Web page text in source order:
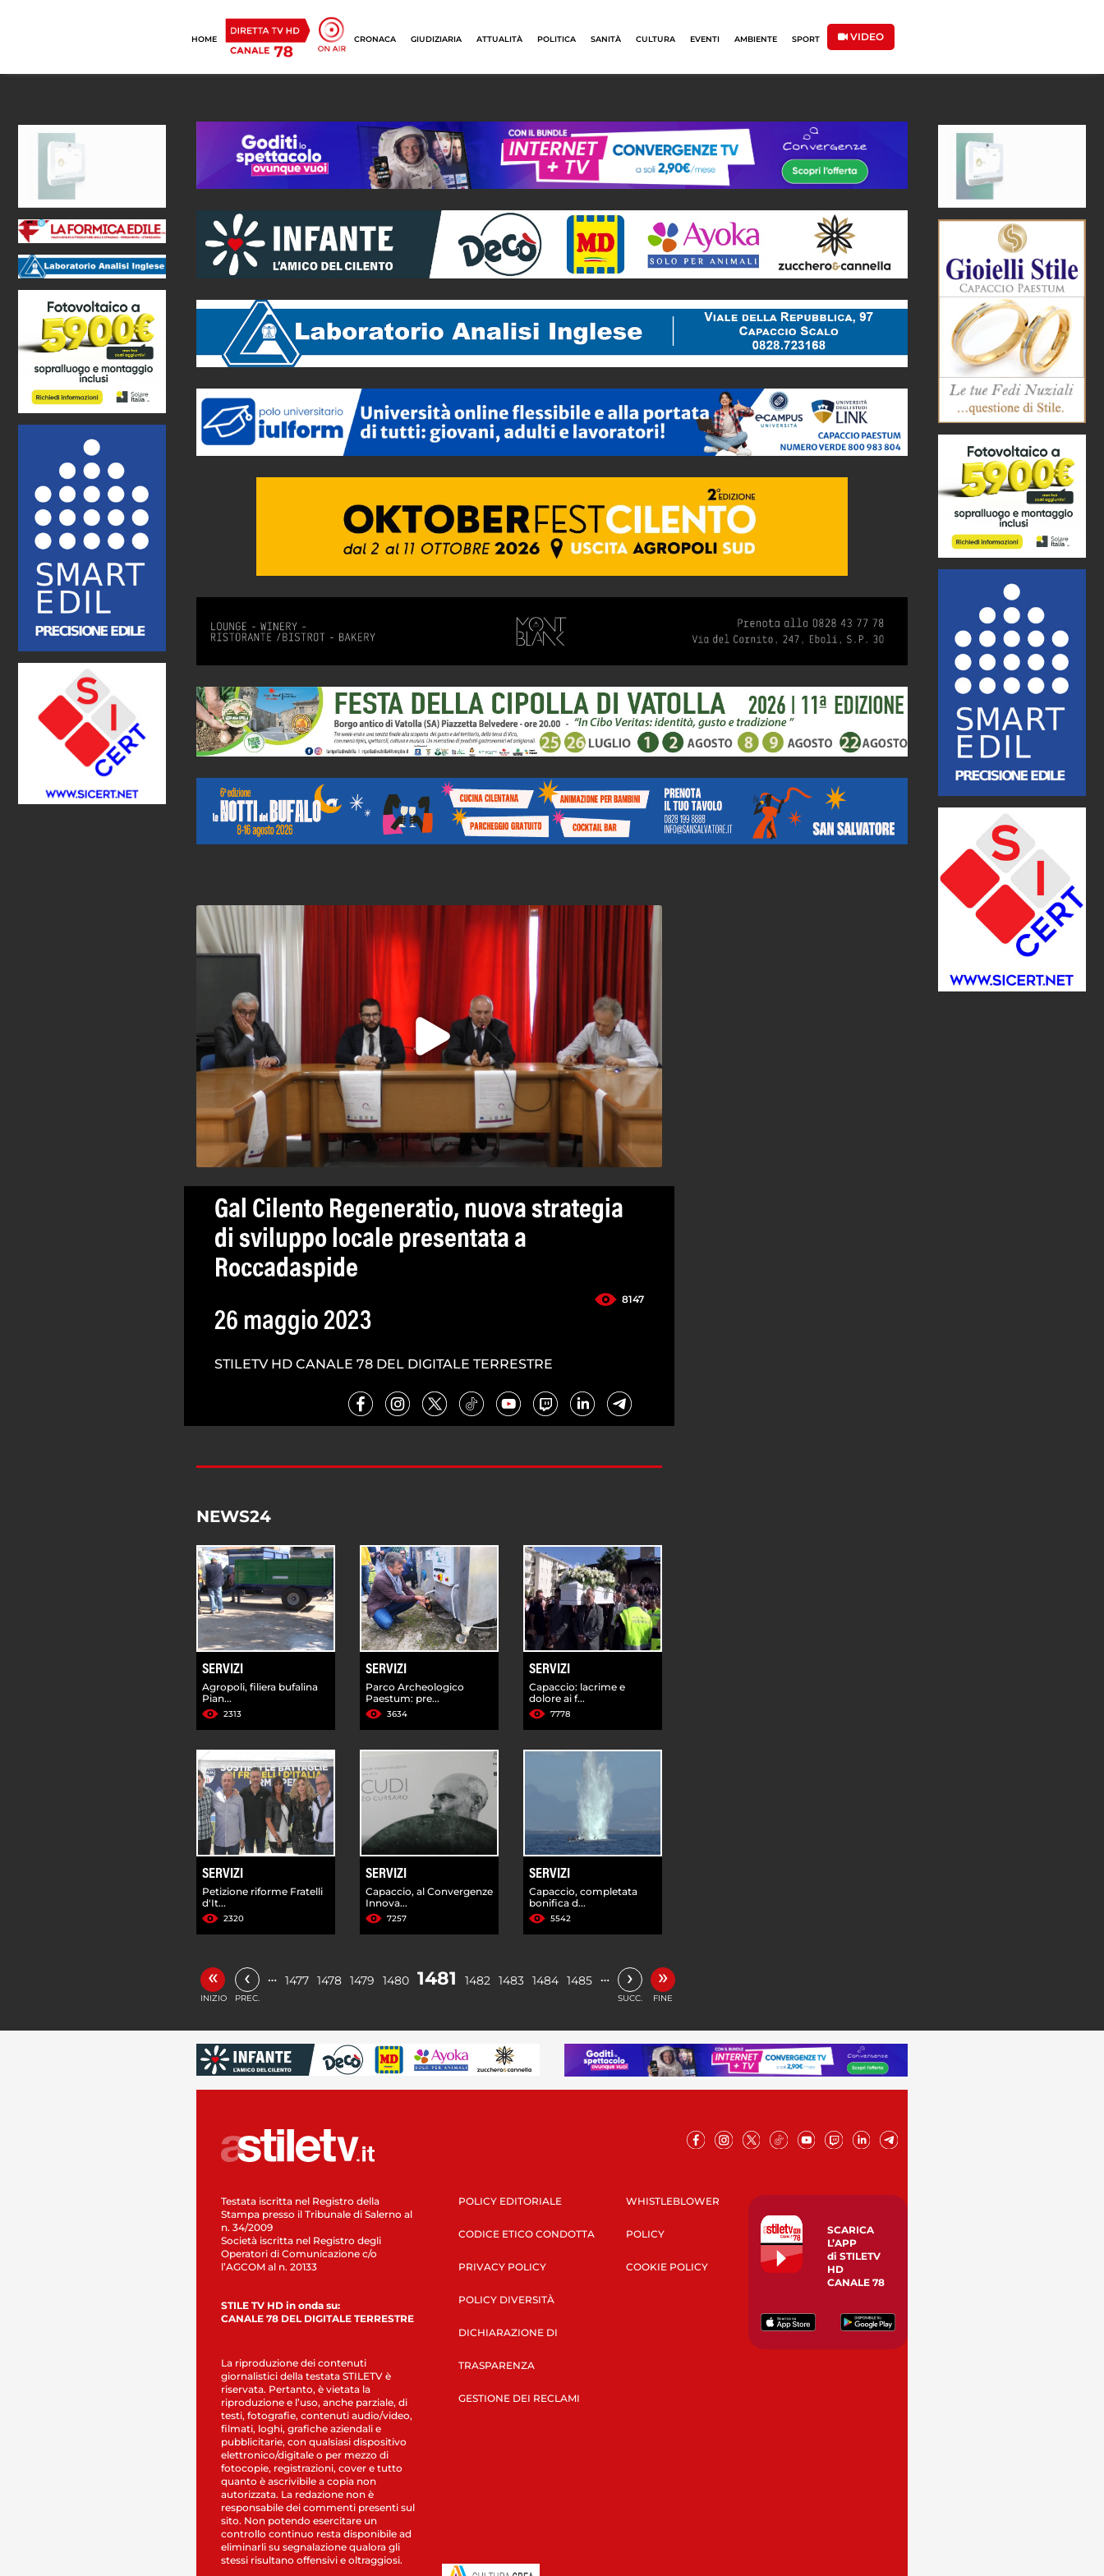
HOME CRONACA GIUDIZIARIA ATTUALITÀ POLITICA SANITÀ CULTURA EVENTI AMBIENTE SPORT VIDEO
Gal Cilento Regeneratio, nuova strategia
di sviluppo locale presentata a
Roccadaspide
8147
26 maggio 2023
STILETV HD CANALE 78 DEL DIGITALE TERRESTRE
NEWS24
SERVIZI
Agropoli, filiera bufalina
Pian...
2313
SERVIZI
Parco Archeologico
Paestum: pre...
3634
SERVIZI
Capaccio: lacrime e
dolore ai f...
7778
SERVIZI
Petizione riforme Fratelli
d'It...
2320
SERVIZI
Capaccio, al Convergenze
Innova...
7257
SERVIZI
Capaccio, completata
bonifica d...
5542
«
INIZIO
‹
PREC.
… 1477 1478 1479 1480 1481 1482 1483 1484 1485 … ›
SUCC.
»
FINE
Testata iscritta nel Registro della
Stampa presso il Tribunale di Salerno al
n. 34/2009
Società iscritta nel Registro degli
Operatori di Comunicazione c/o
l’AGCOM al n. 20133
STILE TV HD in onda su:
CANALE 78 DEL DIGITALE TERRESTRE
La riproduzione dei contenuti
giornalistici della testata STILETV è
riservata. Pertanto, è vietata la
riproduzione e l’uso, anche parziale, di
testi, fotografie, contenuti audio/video,
filmati, loghi, grafiche aziendali e
pubblicitarie, con qualsiasi dispositivo
elettronico/digitale o per mezzo di
fotocopie, registrazioni, cover e tutto
quanto è ascrivibile a copia non
autorizzata. La redazione non è
responsabile dei commenti presenti sul
sito. Non potendo esercitare un
controllo continuo resta disponibile ad
eliminarli su segnalazione qualora gli
stessi risultano offensivi e oltraggiosi.
POLICY EDITORIALE
CODICE ETICO CONDOTTA
PRIVACY POLICY
POLICY DIVERSITÀ
DICHIARAZIONE DI
TRASPARENZA
GESTIONE DEI RECLAMI
WHISTLEBLOWER
POLICY
COOKIE POLICY
SCARICA
L’APP
di STILETV
HD
CANALE 78